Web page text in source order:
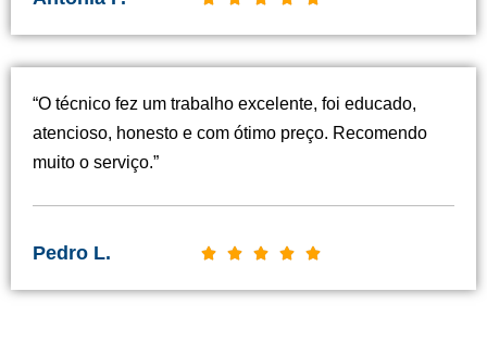
s
i
i
d
“O técnico fez um trabalho excelente, foi educado,
atencioso, honesto e com ótimo preço. Recomendo
muito o serviço.”
Pedro L.     C